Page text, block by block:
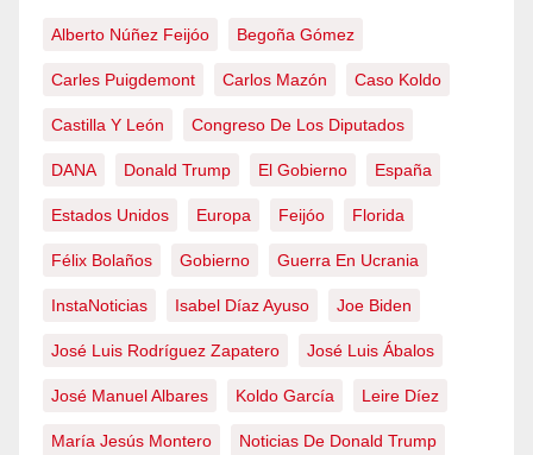
Alberto Núñez Feijóo Begoña Gómez
Carles Puigdemont Carlos Mazón Caso Koldo
Castilla Y León Congreso De Los Diputados
DANA Donald Trump El Gobierno España
Estados Unidos Europa Feijóo Florida
Félix Bolaños Gobierno Guerra En Ucrania
InstaNoticias Isabel Díaz Ayuso Joe Biden
José Luis Rodríguez Zapatero José Luis Ábalos
José Manuel Albares Koldo García Leire Díez
María Jesús Montero Noticias De Donald Trump